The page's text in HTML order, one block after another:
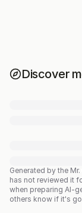
Discover
Generated by the
has not reviewed it
when preparing AI-
others know if it's